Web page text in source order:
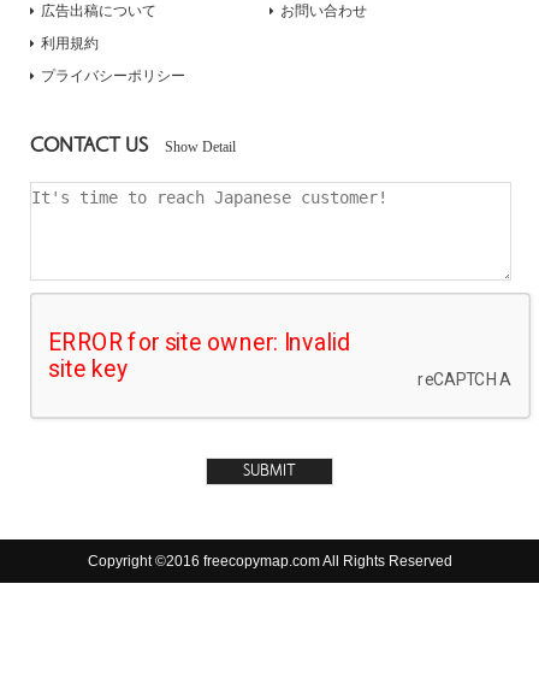
広告出稿について
お問い合わせ
利用規約
プライバシーポリシー
CONTACT US Show Detail
Copyright ©2016 freecopymap.com All Rights Reserved